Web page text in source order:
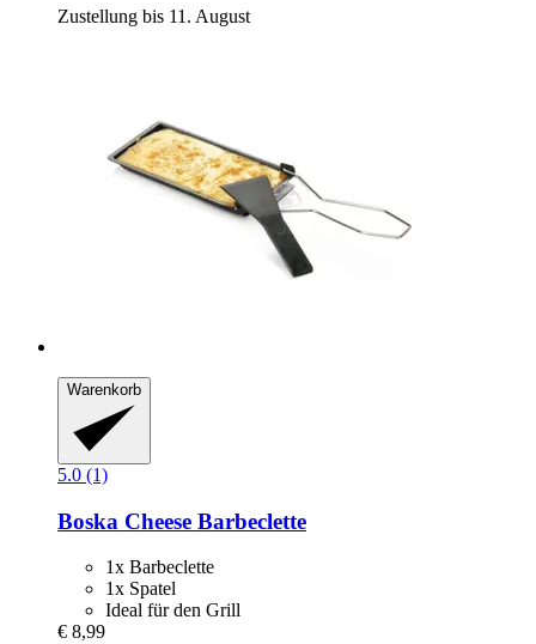
Zustellung bis 11. August
Warenkorb
5.0 (1)
Boska Cheese Barbeclette
1x Barbeclette
1x Spatel
Ideal für den Grill
€ 8,99